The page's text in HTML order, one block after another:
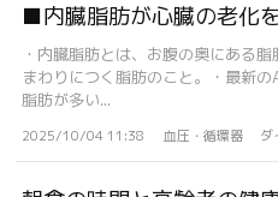
■内臓脂肪が心臓の老化
・内臓脂肪とは、お腹の奥にある
まわりにつく脂肪のこと。・最新
脂肪が多い...
2025/10/04 11:38 血圧・循環器 ダ